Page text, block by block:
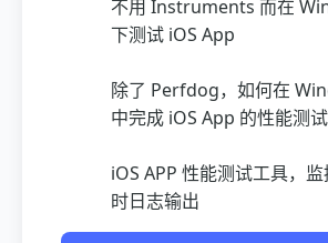
不用 Instruments 而在
下测试 iOS App
除了 Perfdog，如何在
中完成 iOS App 的性能测
iOS APP 性能测试工具，
时日志输出